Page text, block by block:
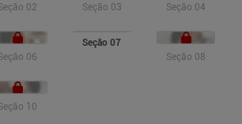
02
Seção 03 Seção 04
06
Seção 07
Seção 08
10